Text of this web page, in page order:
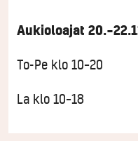
Aukioloajat
To-Pe klo 10–20
La klo 10–18